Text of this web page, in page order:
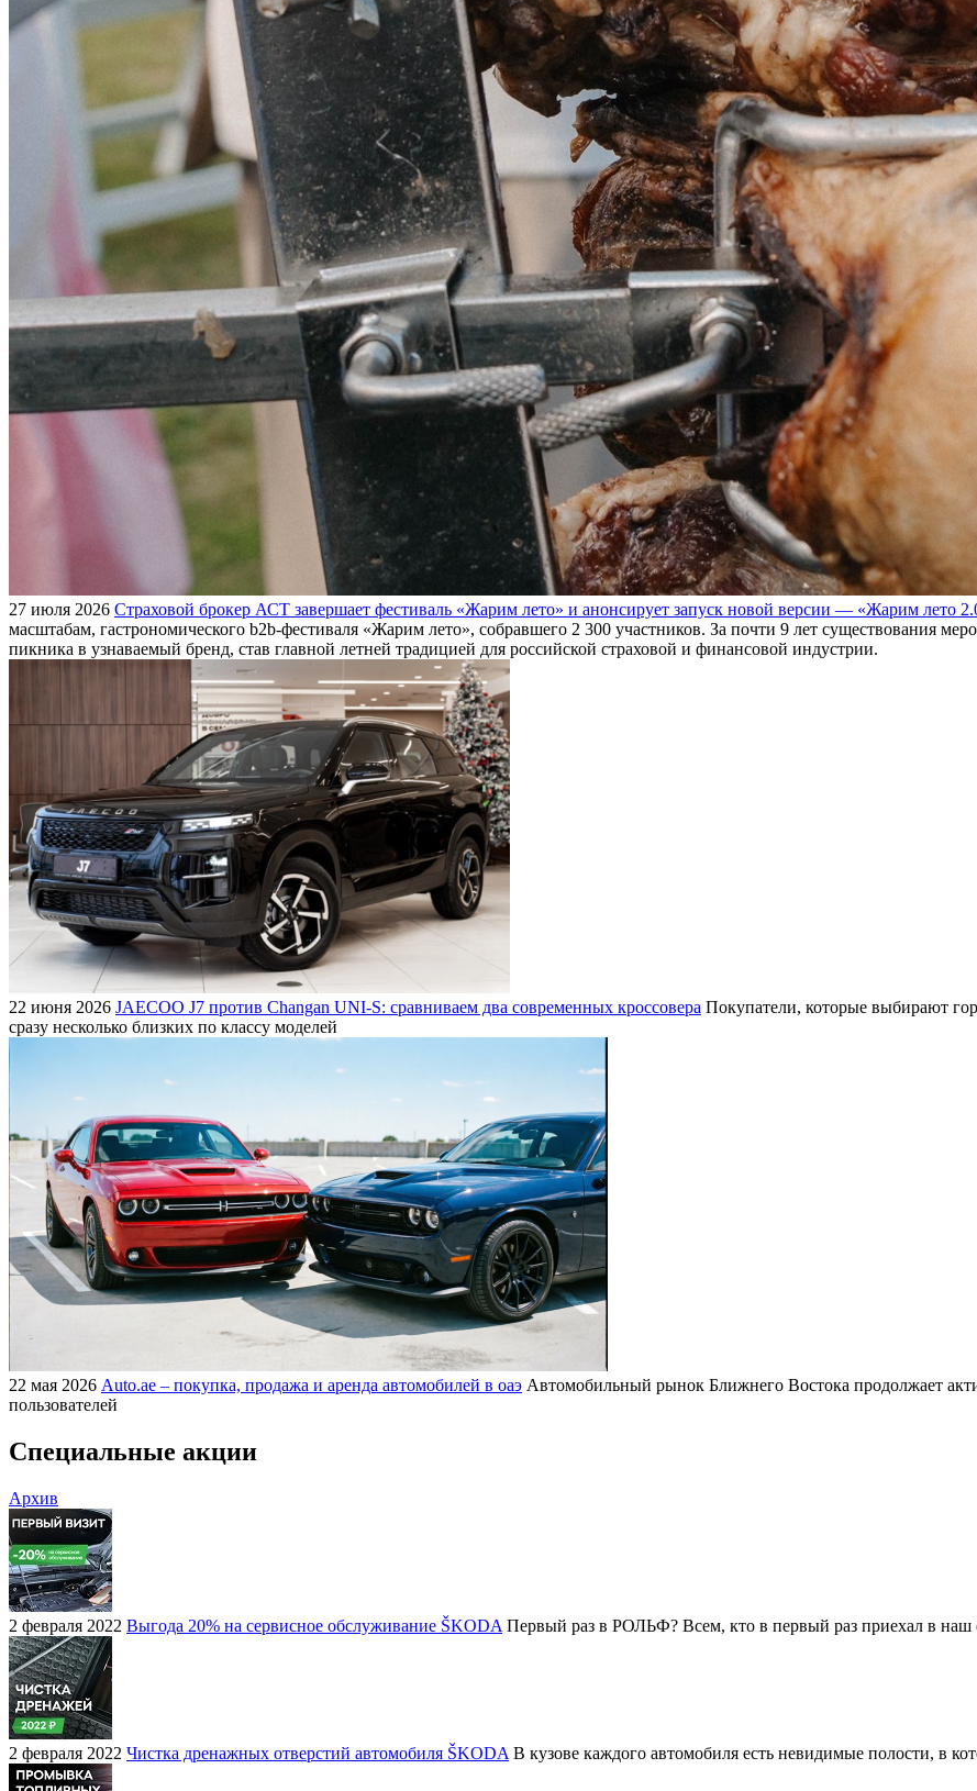
27 июля 2026 Страховой брокер АСТ завершает фестиваль «Жарим лето» и анонсирует запуск новой версии — «Жарим лето
масштабам, гастрономического b2b-фестиваля «Жарим лето», собравшего 2 300 участников. За почти 9 лет существования
пикника в узнаваемый бренд, став главной летней традицией для российской страховой и финансовой индустрии.
22 июня 2026 JAECOO J7 против Changan UNI-S: сравниваем два современных кроссовера Покупатели, которые выбирают
сразу несколько близких по классу моделей
22 мая 2026 Auto.ae – покупка, продажа и аренда автомобилей в оаэ Автомобильный рынок Ближнего Востока продолжает
пользователей
Специальные акции
Архив
2 февраля 2022 Выгода 20% на сервисное обслуживание ŠKODA Первый раз в РОЛЬФ? Всем, кто в первый раз приехал в
2 февраля 2022 Чистка дренажных отверстий автомобиля ŠKODA В кузове каждого автомобиля есть невидимые полости, в